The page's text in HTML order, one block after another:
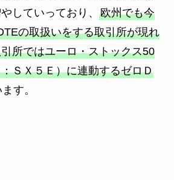
していっており、 欧州でも今
の取扱いをする取引所が現れ
所ではユーロ・ストックス50
ＳＸ５Ｅ）に連動するゼロＤ
す。